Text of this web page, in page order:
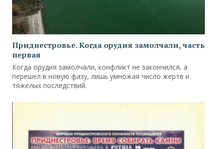
Приднестровье. Когда орудия замолчали, часть
первая
Когда орудия замолчали, конфликт не закончился, а
перешел в новую фазу, лишь умножая число жертв и
тяжелых последствий.